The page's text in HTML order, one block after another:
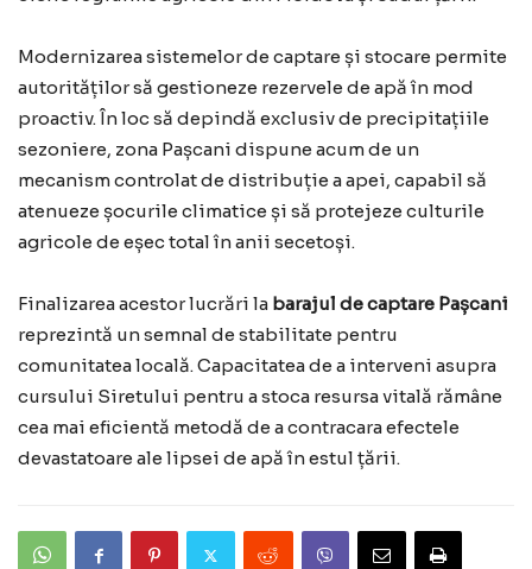
Modernizarea sistemelor de captare și stocare permite
autorităților să gestioneze rezervele de apă în mod
proactiv. În loc să depindă exclusiv de precipitațiile
sezoniere, zona Pașcani dispune acum de un
mecanism controlat de distribuție a apei, capabil să
atenueze șocurile climatice și să protejeze culturile
agricole de eșec total în anii secetoși.
Finalizarea acestor lucrări la barajul de captare Pașcani
reprezintă un semnal de stabilitate pentru
comunitatea locală. Capacitatea de a interveni asupra
cursului Siretului pentru a stoca resursa vitală rămâne
cea mai eficientă metodă de a contracara efectele
devastatoare ale lipsei de apă în estul țării.